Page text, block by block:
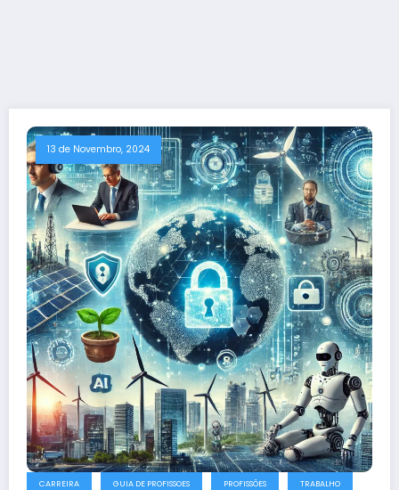
13 de Novembro, 2024
CARREIRA GUIA DE PROFISSOES PROFISSÕES TRABALHO